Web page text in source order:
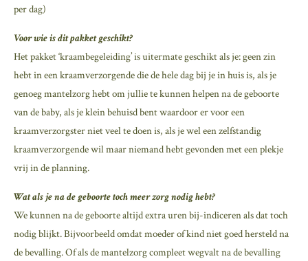
per dag)
Voor wie is dit pakket geschikt?
Het pakket ‘kraambegeleiding’ is uitermate geschikt als je: geen zin
hebt in een kraamverzorgende die de hele dag bij je in huis is, als je
genoeg mantelzorg hebt om jullie te kunnen helpen na de geboorte
van de baby, als je klein behuisd bent waardoor er voor een
kraamverzorgster niet veel te doen is, als je wel een zelfstandig
kraamverzorgende wil maar niemand hebt gevonden met een plekje
vrij in de planning.
Wat als je na de geboorte toch meer zorg nodig hebt?
We kunnen na de geboorte altijd extra uren bij-indiceren als dat toch
nodig blijkt. Bijvoorbeeld omdat moeder of kind niet goed hersteld na
de bevalling. Of als de mantelzorg compleet wegvalt na de bevalling